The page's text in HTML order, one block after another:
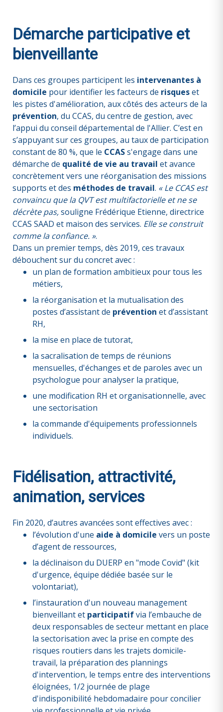
Démarche participative et
bienveillante
Dans ces groupes participent les intervenantes à
domicile pour identifier les facteurs de risqueset
les pistes d'amélioration, aux côtés des acteurs de la
prévention, du CCAS, du centre de gestion, avec
l’appui du conseil départemental de l'Allier. C’est en
s’appuyant sur ces groupes, au taux de participation
constant de 80 %, que le CCASs'engage dans une
démarche de qualité de vie au travail et avance
concrètement vers une réorganisation des missions
supports et des méthodes de travail. « Le CCAS est
convaincu que la QVT est multifactorielle et ne se
décrète pas,souligne Frédérique Etienne, directrice
CCAS SAAD et maison des services. Elle se construit
comme la confiance. ».
Dans un premier temps, dès 2019, ces travaux
débouchent sur du concret avec :
un plan de formation ambitieux pour tous les
métiers,
la réorganisation et la mutualisation des
postes d’assistant de prévention et d’assistant
RH,
la mise en place de tutorat,
la sacralisation de temps de réunions
mensuelles, d'échanges et de paroles avec un
psychologue pour analyser la pratique,
une modification RH et organisationnelle, avec
une sectorisation
la commande d'équipements professionnels
individuels.
Fidélisation, attractivité,
animation, services
Fin 2020, d’autres avancées sont effectives avec :
l’évolution d'une aide à domicile vers un poste
d’agent de ressources,
la déclinaison du DUERP en "mode Covid" (kit
d'urgence, équipe dédiée basée sur le
volontariat),
l’instauration d'un nouveau management
bienveillant et participatifvia l’embauche de
deux responsables de secteur mettant en place
la sectorisation avec la prise en compte des
risques routiers dans les trajets domicile-
travail, la préparation des plannings
d'intervention, le temps entre des interventions
éloignées, 1/2 journée de plage
d'indisponibilité hebdomadaire pour concilier